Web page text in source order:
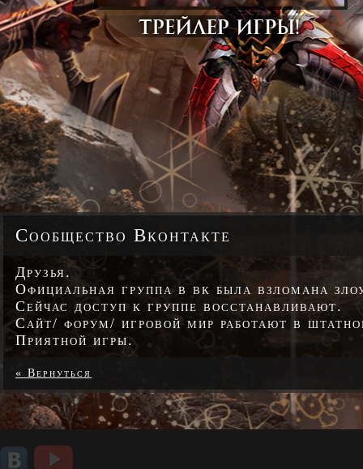
Сообщество Вконтакте
Друзья.
Официальная группа в вк была взломана
Сейчас доступ к группе восстанавливают.
Сайт/ форум/ игровой мир работают в
Приятной игры.
« Вернуться